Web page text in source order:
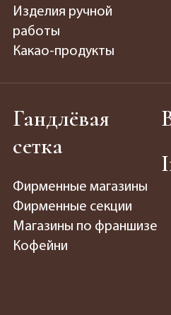
Изделия ручной
работы
Какао-продукты
Гандлёвая
сетка
Фирменные магазины
Фирменные секции
Магазины по франшизе
Кофейни